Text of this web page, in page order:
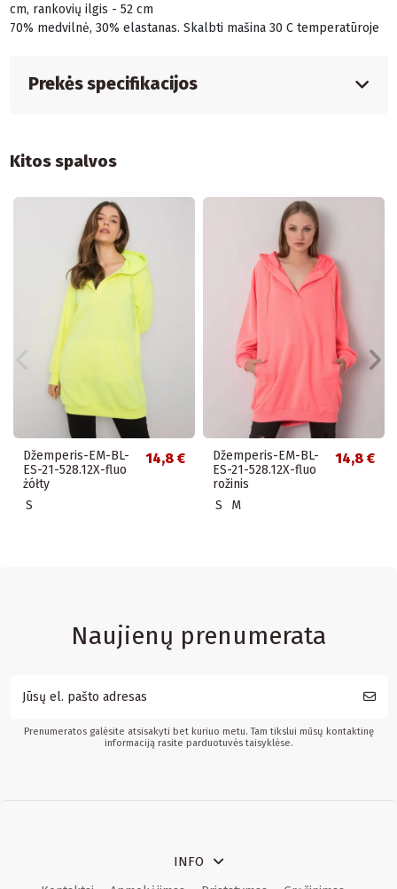
cm, rankovių ilgis - 52 cm
70% medvilnė, 30% elastanas. Skalbti mašina 30 C temperatūroje
Prekės specifikacijos
Kitos spalvos
Džemperis-EM-BL-
ES-21-528.12X-fluo
żółty
14,8 €
S
Džemperis-EM-BL-
ES-21-528.12X-fluo
rožinis
14,8 €
S M
Naujienų prenumerata
Prenumeratos galėsite atsisakyti bet kuriuo metu. Tam tikslui mūsų kontaktinę
informaciją rasite parduotuvės taisyklėse.
INFO